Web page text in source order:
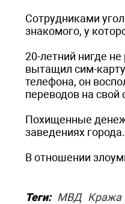
Сотрудниками
знакомого, у
20-летний нигде
вытащил сим-
телефона, он
переводов на свой
Похищенные
заведениях города.
В отношении
Теги: МВД Кража